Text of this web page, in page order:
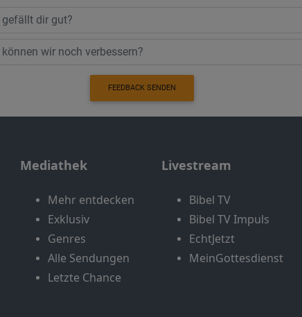
FEEDBACK SENDEN
Mediathek
Mehr entdecken
Exklusiv
Genres
Alle Sendungen
Letzte Chance
Livestream
Bibel TV
Bibel TV Impuls
EchtJetzt
MeinGottesdienst